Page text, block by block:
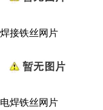
焊接铁丝网片
电焊铁丝网片